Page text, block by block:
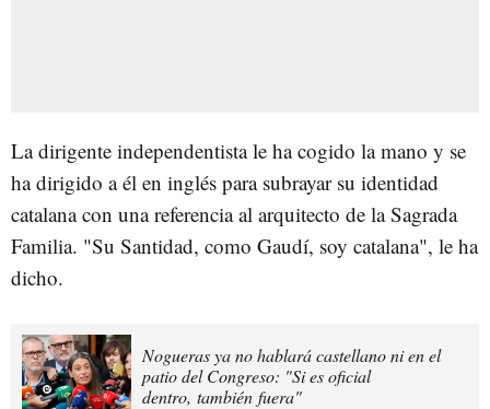
La dirigente independentista le ha cogido la mano y se
ha dirigido a él en inglés para subrayar su identidad
catalana con una referencia al arquitecto de la Sagrada
Familia. "Su Santidad, como Gaudí, soy catalana", le ha
dicho.
Nogueras ya no hablará castellano ni en el
patio del Congreso: "Si es oficial
dentro, también fuera"